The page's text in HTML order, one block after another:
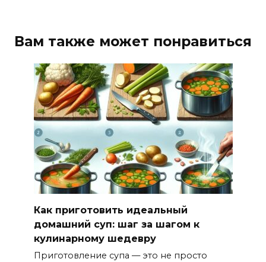
Вам также может понравиться
Как приготовить идеальный
домашний суп: шаг за шагом к
кулинарному шедевру
Приготовление супа — это не просто